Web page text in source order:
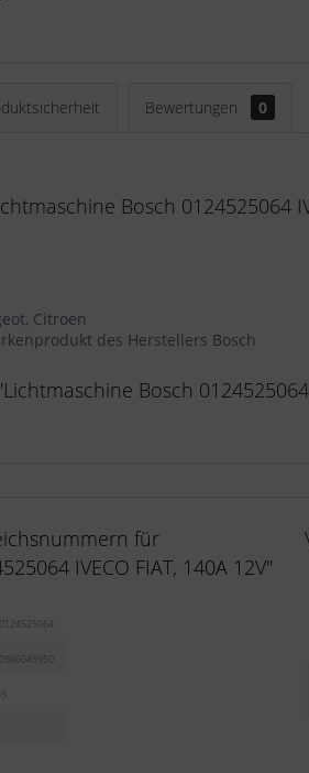
Bewertungen 0
Bosch 0124525064
Citroen
des Herstellers Bosch
Bosch 0124525064
für
IVECO FIAT, 140A 12V"
0124525064
0986049950